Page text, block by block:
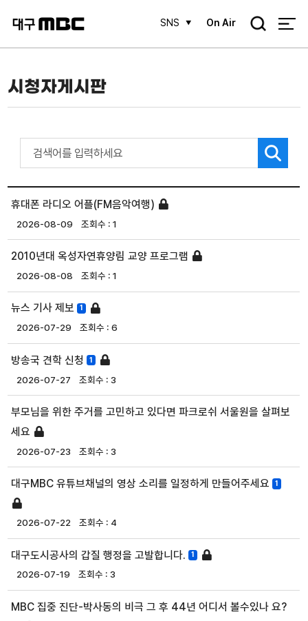
SNS On Air
검
시청자게시판
휴대폰 라디오 어플(FM음악여행)
2026-08-09 1
2010년대 옥성자연휴양림 교양 프로그램
2026-08-08 1
뉴스 기사 제보 1
2026-07-29 6
방송국 견학 신청 1
2026-07-27 3
부모님을 위한 주거를 고민하고 있다면 파크로쉬 서울원을 살펴보
세요
2026-07-23 3
대구MBC 유튜브채널의 영상 소리를 일정하게 만들어주세요 1
2026-07-22 4
대구도시공사의 갑질 행정을 고발합니다. 1
2026-07-19 3
MBC 집중 진단-박사동의 비극 그 후 44년 어디서 볼수있나 요?